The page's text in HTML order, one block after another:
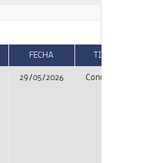
FECHA TIPO
29/05/2026 Concurso